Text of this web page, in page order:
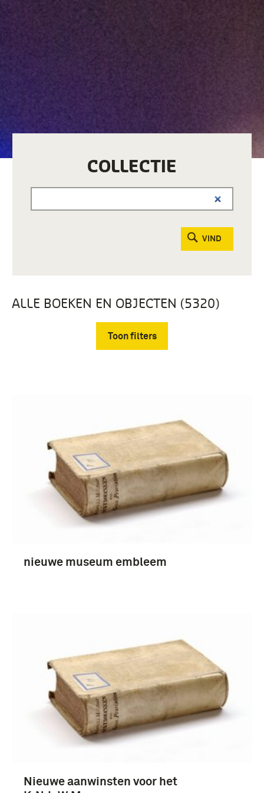
COLLECTIE
VIND
ALLE BOEKEN EN OBJECTEN (5320)
Toon filters
boek (2763)
rapport (471)
brochure (433)
Meer
1901-1950 (921)
1851-1900 (277)
1801-1850 (116)
Koninklijke Landmacht (1813/1814-heden) (232)
nieuwe museum embleem
Nieuwe aanwinsten voor het